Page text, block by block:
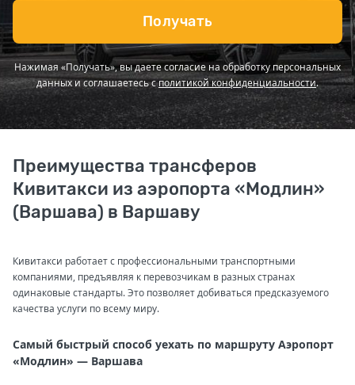
Получать
Нажимая «Получать», вы даете согласие на обработку персональных
данных и соглашаетесь сполитикой конфиденциальности.
Преимущества трансферов
Кивитакси из аэропорта «Модлин»
(Варшава) в Варшаву
Кивитакси работает с профессиональными транспортными
компаниями, предъявляя к перевозчикам в разных странах
одинаковые стандарты. Это позволяет добиваться предсказуемого
качества услуги по всему миру.
Самый быстрый способ уехать по маршруту Аэропорт
«Модлин» — Варшава